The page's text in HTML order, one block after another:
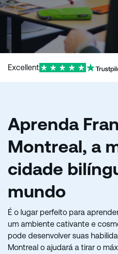
Excellent
Aprenda
Montreal, a
cidade
mundo
É o lugar perfeito para
um ambiente cativante e
pode desenvolver suas
Montreal o ajudará a tirar o